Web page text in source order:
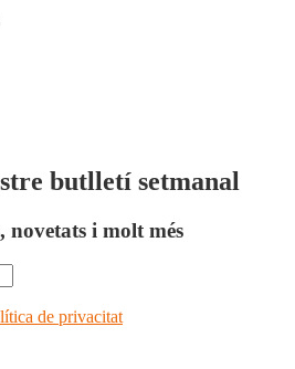
butlletí setmanal
novetats i molt més
de privacitat